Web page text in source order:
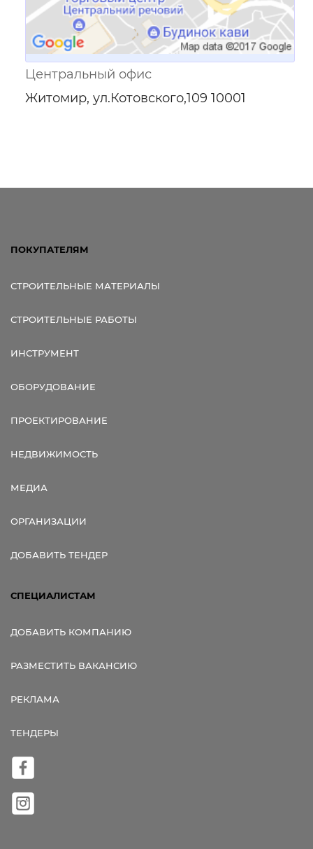
Центральный офис
Житомир, ул.Котовского,109 10001
ПОКУПАТЕЛЯМ
СТРОИТЕЛЬНЫЕ МАТЕРИАЛЫ
СТРОИТЕЛЬНЫЕ РАБОТЫ
ИНСТРУМЕНТ
ОБОРУДОВАНИЕ
ПРОЕКТИРОВАНИЕ
НЕДВИЖИМОСТЬ
МЕДИА
ОРГАНИЗАЦИИ
ДОБАВИТЬ ТЕНДЕР
СПЕЦИАЛИСТАМ
ДОБАВИТЬ КОМПАНИЮ
РАЗМЕСТИТЬ ВАКАНСИЮ
РЕКЛАМА
ТЕНДЕРЫ